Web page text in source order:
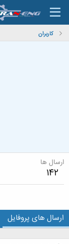
کاربران
ارسال ها
142
ارسال های پروفایل